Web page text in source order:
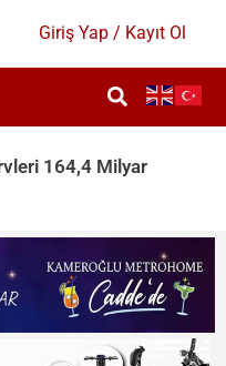
Giriş Yap / Kayıt Ol
Yayımlandı: ‘Terörsüz